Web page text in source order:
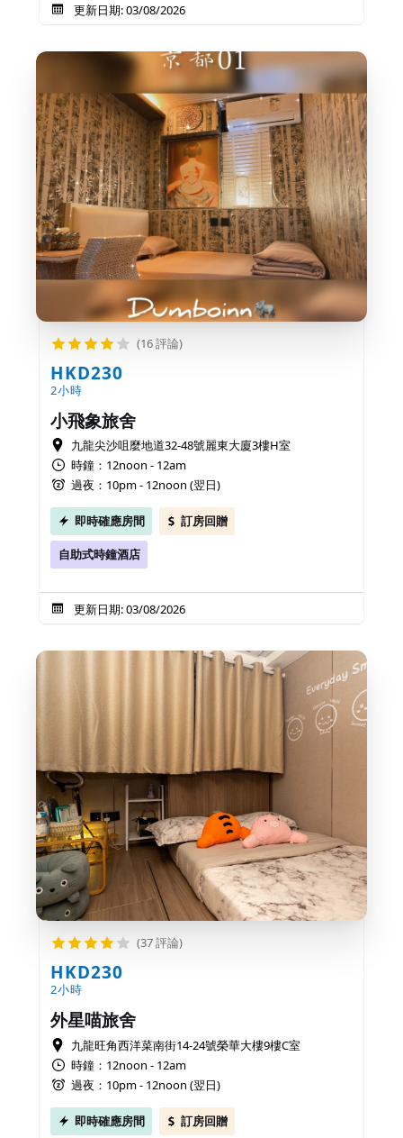
更新日期: 03/08/2026
(16 評論)
HKD230
2小時
小飛象旅舍
九龍尖沙咀麼地道32-48號麗東大廈3樓H室
時鐘：12noon - 12am
過夜：10pm - 12noon (翌日)
即時確應房間 訂房回贈
自助式時鐘酒店
更新日期: 03/08/2026
(37 評論)
HKD230
2小時
外星喵旅舍
九龍旺角西洋菜南街14-24號榮華大樓9樓C室
時鐘：12noon - 12am
過夜：10pm - 12noon (翌日)
即時確應房間 訂房回贈